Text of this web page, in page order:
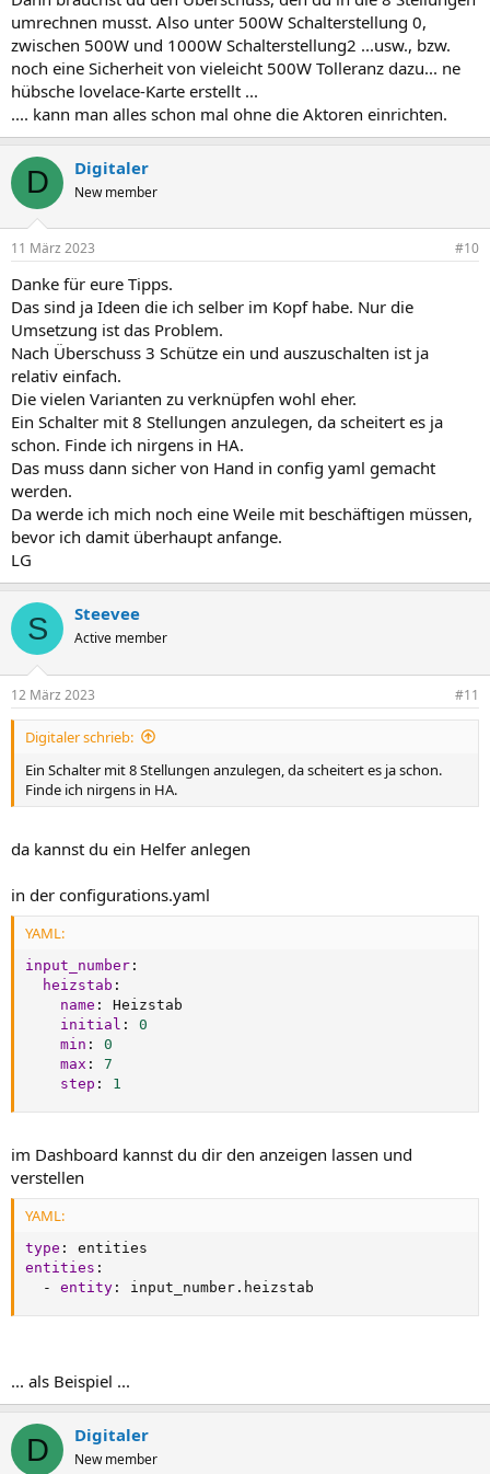
umrechnen musst. Also unter 500W Schalterstellung 0,
zwischen 500W und 1000W Schalterstellung2 ...usw., bzw.
noch eine Sicherheit von vieleicht 500W Tolleranz dazu... ne
hübsche lovelace-Karte erstellt ...
.... kann man alles schon mal ohne die Aktoren einrichten.
D Digitaler
New member
11 März 2023 #10
Danke für eure Tipps.
Das sind ja Ideen die ich selber im Kopf habe. Nur die
Umsetzung ist das Problem.
Nach Überschuss 3 Schütze ein und auszuschalten ist ja
relativ einfach.
Die vielen Varianten zu verknüpfen wohl eher.
Ein Schalter mit 8 Stellungen anzulegen, da scheitert es ja
schon. Finde ich nirgens in HA.
Das muss dann sicher von Hand in config yaml gemacht
werden.
Da werde ich mich noch eine Weile mit beschäftigen müssen,
bevor ich damit überhaupt anfange.
LG
S Steevee
Active member
12 März 2023 #11
Digitaler schrieb:
Ein Schalter mit 8 Stellungen anzulegen, da scheitert es ja schon.
Finde ich nirgens in HA.
da kannst du ein Helfer anlegen
in der configurations.yaml
YAML:
input_number :
heizstab :
name :
Heizstab
initial :
0
min :
0
max :
7
step : 1
im Dashboard kannst du dir den anzeigen lassen und
verstellen
YAML:
type :
entities :
-
entity : input_number.heizstab
... als Beispiel ...
D Digitaler
New member